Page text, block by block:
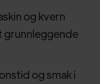
og kvern
grunnleggende
og smak i